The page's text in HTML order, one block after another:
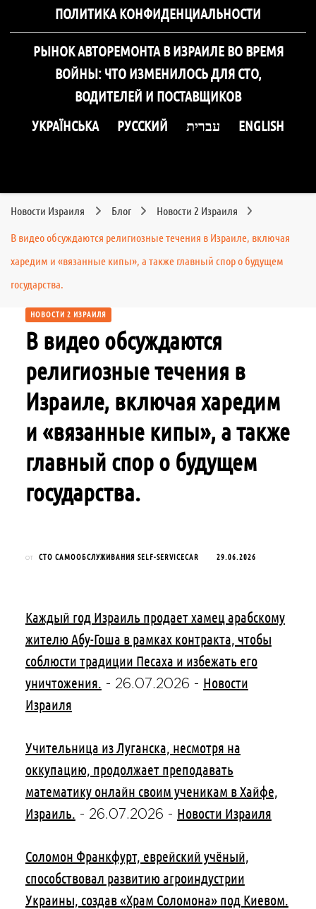
ПОЛИТИКА КОНФИДЕНЦИАЛЬНОСТИ
РЫНОК АВТОРЕМОНТА В ИЗРАИЛЕ ВО ВРЕМЯ
ВОЙНЫ: ЧТО ИЗМЕНИЛОСЬ ДЛЯ СТО,
ВОДИТЕЛЕЙ И ПОСТАВЩИКОВ
УКРАЇНСЬКА
РУССКИЙ עברית ENGLISH
Новости Израиля Блог Новости 2 Израиля
В видео обсуждаются религиозные течения в Израиле, включая
харедим и «вязанные кипы», а также главный спор о будущем
государства.
НОВОСТИ 2 ИЗРАИЛЯ
В видео обсуждаются
религиозные течения в
Израиле, включая харедим
и «вязанные кипы», а также
главный спор о будущем
государства.
от СТО САМООБСЛУЖИВАНИЯ SELF-SERVICECAR 29.06.2026
Каждый год Израиль продает хамец арабскому
жителю Абу-Гоша в рамках контракта, чтобы
соблюсти традиции Песаха и избежать его
уничтожения. - 26.07.2026 - Новости
Израиля
Учительница из Луганска, несмотря на
оккупацию, продолжает преподавать
математику онлайн своим ученикам в Хайфе,
Израиль. - 26.07.2026 - Новости Израиля
Соломон Франкфурт, еврейский учёный,
способствовал развитию агроиндустрии
Украины, создав «Храм Соломона» под Киевом.